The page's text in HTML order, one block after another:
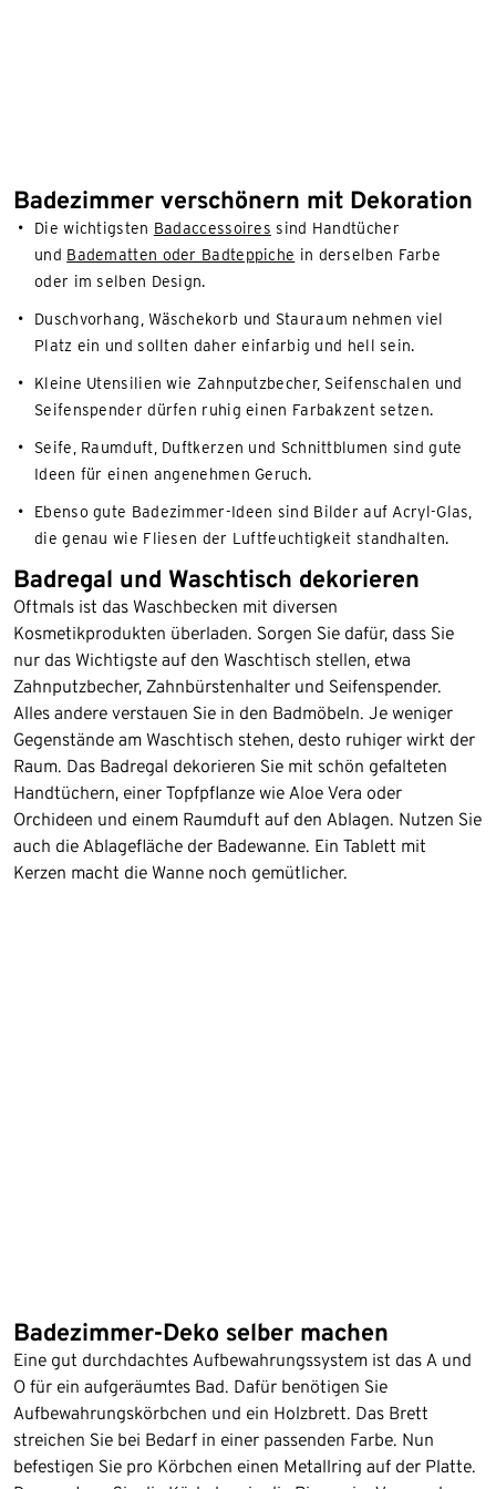
Badezimmer verschönern mit Dekoration
Die wichtigsten Badaccessoires sind Handtücher
und Badematten oder Badteppiche in derselben Farbe
oder im selben Design.
Duschvorhang, Wäschekorb und Stauraum nehmen viel
Platz ein und sollten daher einfarbig und hell sein.
Kleine Utensilien wie Zahnputzbecher, Seifenschalen und
Seifenspender dürfen ruhig einen Farbakzent setzen.
Seife, Raumduft, Duftkerzen und Schnittblumen sind gute
Ideen für einen angenehmen Geruch.
Ebenso gute Badezimmer-Ideen sind Bilder auf Acryl-Glas,
die genau wie Fliesen der Luftfeuchtigkeit standhalten.
Badregal und Waschtisch dekorieren
Oftmals ist das Waschbecken mit diversen
Kosmetikprodukten überladen. Sorgen Sie dafür, dass Sie
nur das Wichtigste auf den Waschtisch stellen, etwa
Zahnputzbecher, Zahnbürstenhalter und Seifenspender.
Alles andere verstauen Sie in den Badmöbeln. Je weniger
Gegenstände am Waschtisch stehen, desto ruhiger wirkt der
Raum. Das Badregal dekorieren Sie mit schön gefalteten
Handtüchern, einer Topfpflanze wie Aloe Vera oder
Orchideen und einem Raumduft auf den Ablagen. Nutzen Sie
auch die Ablagefläche der Badewanne. Ein Tablett mit
Kerzen macht die Wanne noch gemütlicher.
Badezimmer-Deko selber machen
Eine gut durchdachtes Aufbewahrungssystem ist das A und
O für ein aufgeräumtes Bad. Dafür benötigen Sie
Aufbewahrungskörbchen und ein Holzbrett. Das Brett
streichen Sie bei Bedarf in einer passenden Farbe. Nun
befestigen Sie pro Körbchen einen Metallring auf der Platte.